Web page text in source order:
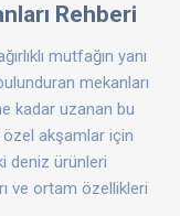
Rehberi
mutfağın yanı
mekanları
kadar uzanan bu
akşamlar için
deniz ürünleri
ve ortam özellikleri